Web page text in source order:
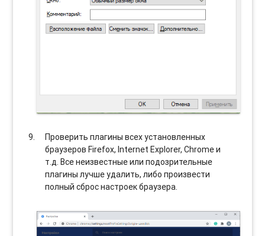
Проверить плагины всех установленных
браузеров Firefox, Internet Explorer, Chrome и
т.д. Все неизвестные или подозрительные
плагины лучше удалить, либо произвести
полный сброс настроек браузера.